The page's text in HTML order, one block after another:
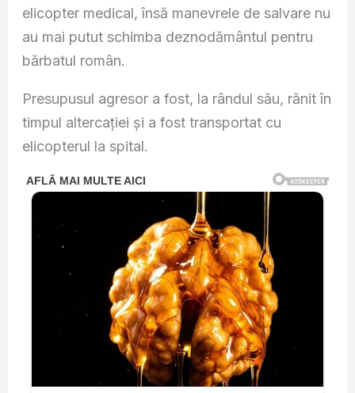
elicopter medical, însă manevrele de salvare nu
au mai putut schimba deznodământul pentru
bărbatul român.
Presupusul agresor a fost, la rândul său, rănit în
timpul altercației și a fost transportat cu
elicopterul la spital.